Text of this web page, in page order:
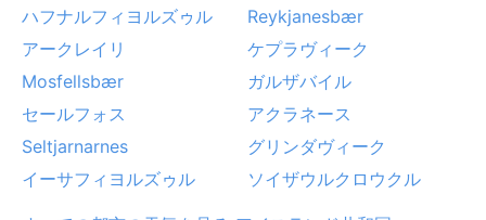
ハフナルフィヨルズゥル
Reykjanesbær
アークレイリ
ケプラヴィーク
Mosfellsbær
ガルザバイル
セールフォス
アクラネース
Seltjarnarnes
グリンダヴィーク
イーサフィヨルズゥル
ソイザウルクロウクル